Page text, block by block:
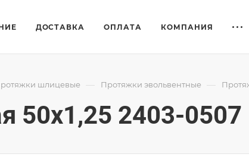
ДОСТАВКА ОПЛАТА КОМПАНИЯ
шлицевые — Протяжки эвольвентные —
50x1,25 2403-0507